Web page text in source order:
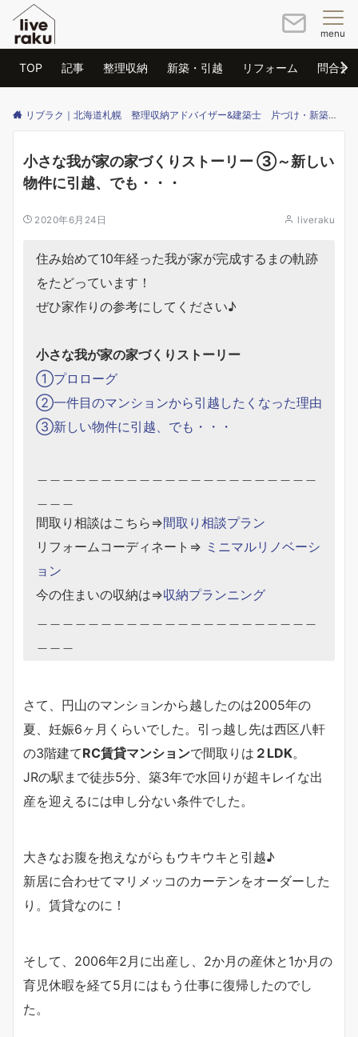
menu
TOP 記事 整理収納 新築・引越 リフォーム 問合せ
リブラク｜北海道札幌 整理収納アドバイザー&建築士 片づけ・新築・リフォームのご相談はリブラクまで
小さな我が家の家づくりストーリー ③～新しい
物件に引越、でも・・・
2020年6月24日 liveraku
住み始めて10年経った我が家が完成するまの軌跡
をたどっています！
ぜひ家作りの参考にしてください♪
小さな我が家の家づくりストーリー
①プロローグ
②一件目のマンションから引越したくなった理由
③新しい物件に引越、でも・・・
間取り相談はこちら⇒間取り相談プラン
リフォームコーディネート⇒ ミニマルリノベーシ
ョン
今の住まいの収納は⇒収納プランニング
さて、円山のマンションから越したのは2005年の
夏、妊娠6ヶ月くらいでした。引っ越し先は西区八軒
の3階建てRC賃貸マンションで間取りは ２LDK。
JRの駅まで徒歩5分、築3年で水回りが超キレイな出
産を迎えるには申し分ない条件でした。
大きなお腹を抱えながらもウキウキと引越♪
新居に合わせてマリメッコのカーテンをオーダーした
り。賃貸なのに！
そして、2006年2月に出産し、2か月の産休と1か月の
育児休暇を経て5月にはもう仕事に復帰したのでし
た。